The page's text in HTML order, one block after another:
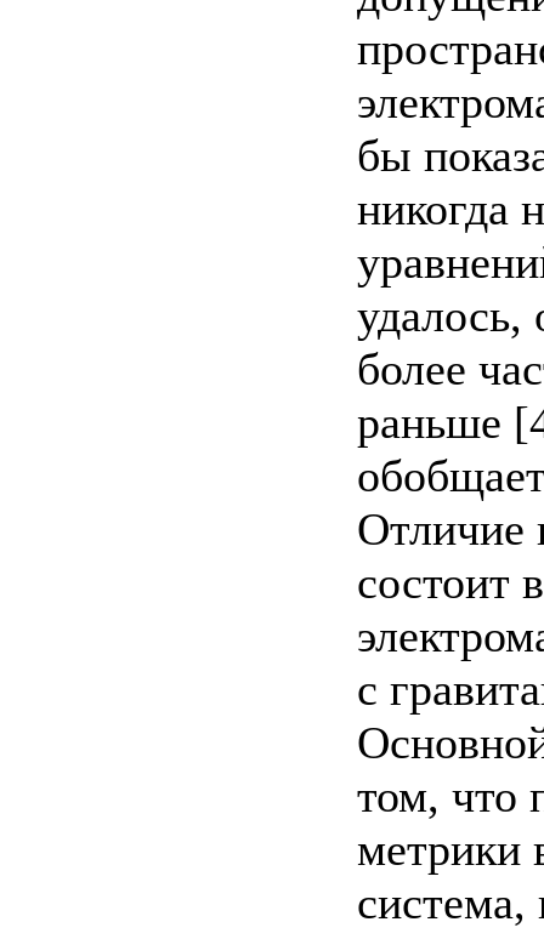
бы
никогда
удалось,
более
раньше
Отличие
состоит
с
том, что
метрики
система,